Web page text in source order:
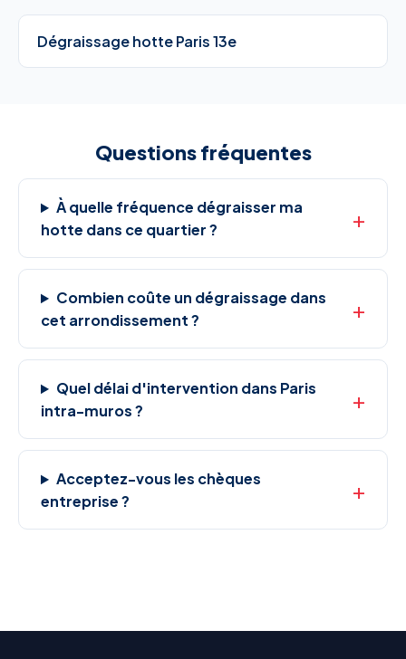
Dégraissage hotte Paris 13e
Questions fréquentes
À quelle fréquence dégraisser ma
hotte dans ce quartier ?
Combien coûte un dégraissage dans
cet arrondissement ?
Quel délai d'intervention dans Paris
intra-muros ?
Acceptez-vous les chèques
entreprise ?